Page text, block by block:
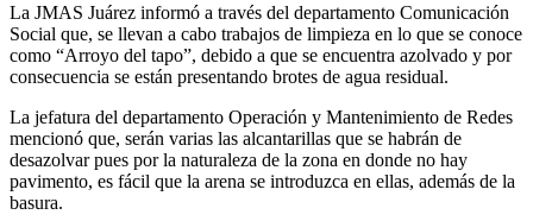
La JMAS Juárez informó a través del departamento Comunicación
Social que, se llevan a cabo trabajos de limpieza en lo que se conoce
como “Arroyo del tapo”, debido a que se encuentra azolvado y por
consecuencia se están presentando brotes de agua residual.
La jefatura del departamento Operación y Mantenimiento de Redes
mencionó que, serán varias las alcantarillas que se habrán de
desazolvar pues por la naturaleza de la zona en donde no hay
pavimento, es fácil que la arena se introduzca en ellas, además de la
basura.